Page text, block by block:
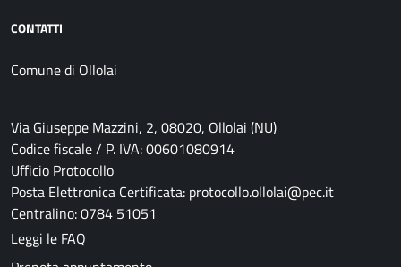
CONTATTI
Comune di Ollolai
Via Giuseppe Mazzini, 2, 08020, Ollolai (NU)
Codice fiscale / P. IVA: 00601080914
Ufficio Protocollo
Posta Elettronica Certificata: protocollo.ollolai@pec.it
Centralino: 0784 51051
Leggi le FAQ